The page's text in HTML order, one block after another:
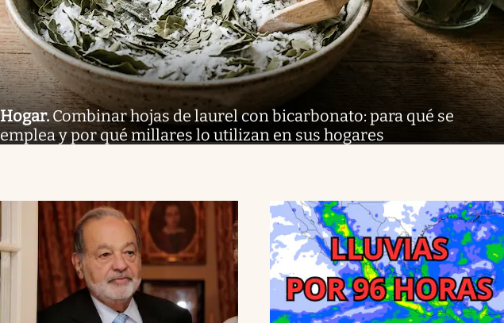
Hogar.Combinar hojas de laurel con bicarbonato: para qué se
emplea y por qué millares lo utilizan en sus hogares